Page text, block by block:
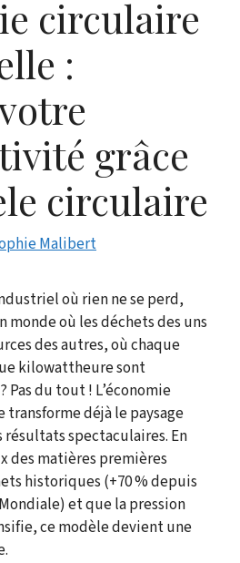
circulaire
:
grâce
circulaire
Malibert
où rien ne se perd,
monde où les déchets des uns
des autres, où chaque
kilowattheure sont
du tout ! L’économie
déjà le paysage
résultats spectaculaires. En
des matières premières
historiques (+70 % depuis
et que la pression
ce modèle devient une